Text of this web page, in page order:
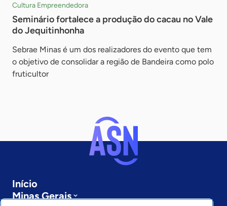
Cultura Empreendedora
Seminário fortalece a produção do cacau no Vale
do Jequitinhonha
Sebrae Minas é um dos realizadores do evento que tem
o objetivo de consolidar a região de Bandeira como polo
fruticultor
Início
Minas Gerais